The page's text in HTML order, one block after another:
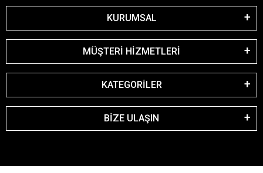
KURUMSAL
MÜŞTERİ HİZMETLERİ
KATEGORİLER
BİZE ULAŞIN